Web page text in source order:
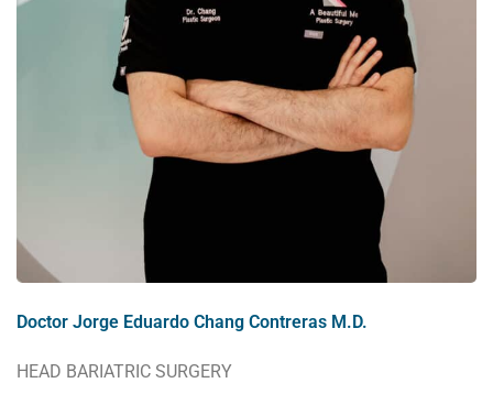
Doctor Jorge Eduardo Chang Contreras M.D.
HEAD BARIATRIC SURGERY